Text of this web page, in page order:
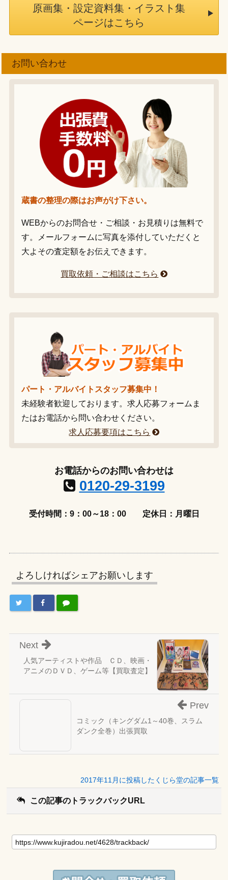
原画集・設定資料集・イラスト集
ページはこちら
お問い合わせ
蔵書の整理の際はお声がけ下さい。
WEBからのお問合せ・ご相談・お見積りは無料で
す。メールフォームに写真を添付していただくと
大よその査定額をお伝えできます。
買取依頼・ご相談はこちら
パート・アルバイトスタッフ募集中！
未経験者歓迎しております。求人応募フォームま
たはお電話から問い合わせください。
求人応募要項はこちら
お電話からのお問い合わせは
0120-29-3199
受付時間：9：00～18：00 定休日：月曜日
よろしければシェアお願いします
人気アーティストや作品 ＣＤ、映画・
アニメのＤＶＤ、ゲーム等【買取査定】
Next
コミック（キングダム1～40巻、スラム
ダンク全巻）出張買取
Prev
2017年11月に投稿したくじら堂の記事一覧
この記事のトラックバックURL